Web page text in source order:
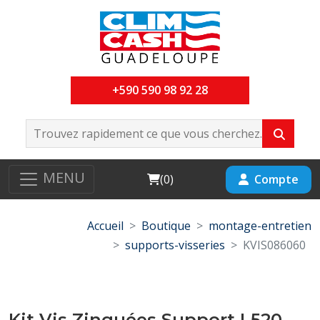
+590 590 98 92 28
MENU Cart
(0) Compte
Accueil Boutique
montage-entretien
supports-visseries
KVIS086060